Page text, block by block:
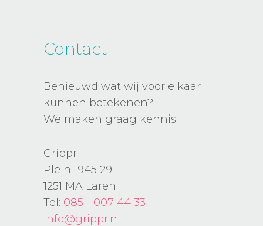
Contact
Benieuwd wat wij voor elkaar
kunnen betekenen?
We maken graag kennis.
Grippr
Plein 1945 29
1251 MA Laren
Tel: 085 - 007 44 33
info@grippr.nl